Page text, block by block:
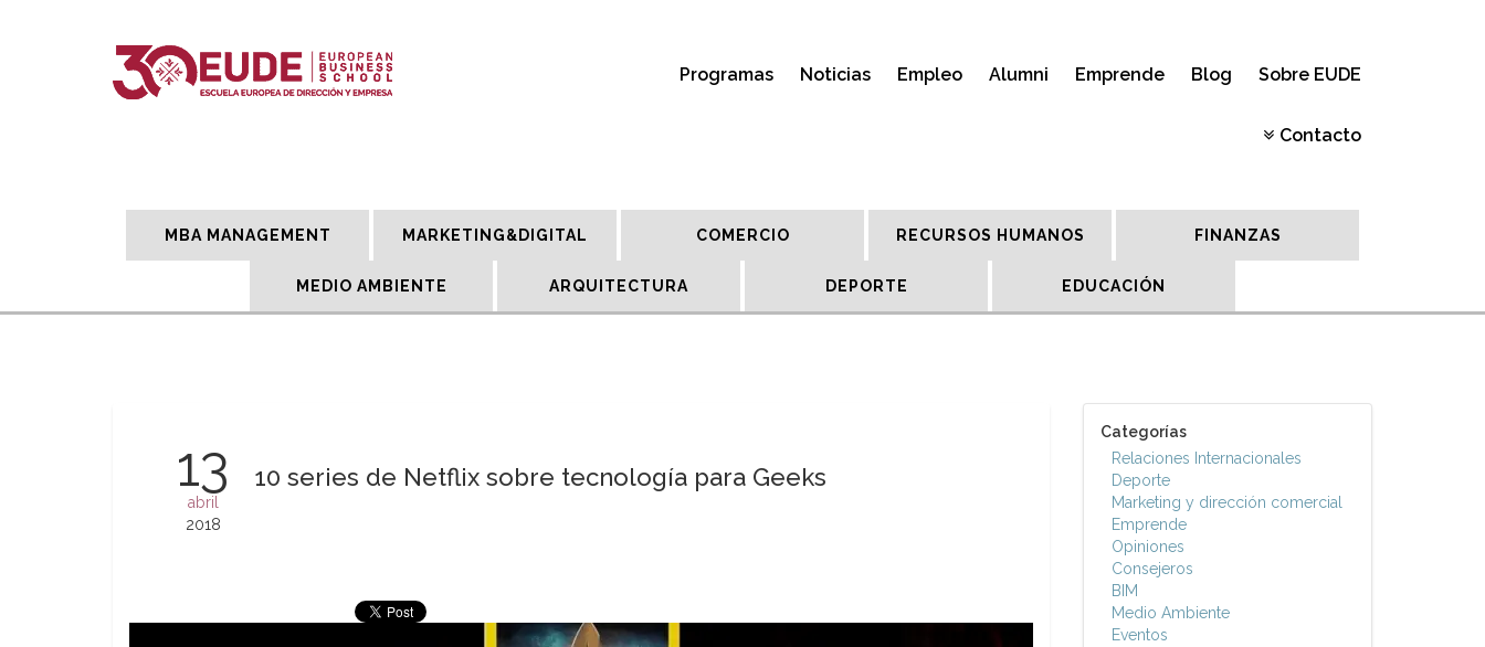
Programas Noticias Empleo Alumni Emprende Blog Sobre EUDE
Contacto
MBA MANAGEMENT MARKETING&DIGITAL COMERCIO RECURSOS HUMANOS FINANZAS
MEDIO AMBIENTE ARQUITECTURA DEPORTE EDUCACIÓN
13
abril
2018
10 series de Netflix sobre tecnología para Geeks
Categorías
Relaciones Internacionales
Deporte
Marketing y dirección comercial
Emprende
Opiniones
Consejeros
BIM
Medio Ambiente
Eventos